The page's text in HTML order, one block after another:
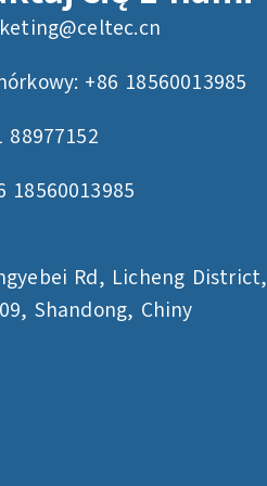
+86 18560013985
88977152
18560013985
Rd, Licheng District,
Shandong, Chiny